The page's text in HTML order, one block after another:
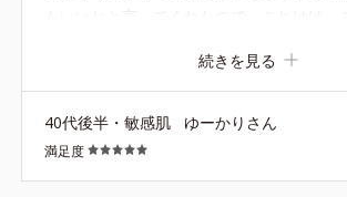
続きを見る
40代後半・敏感肌 ゆーかりさん
満足度